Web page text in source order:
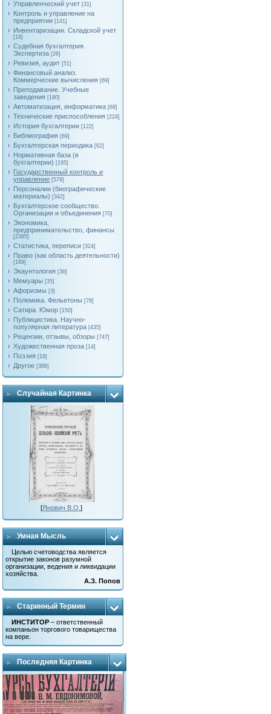
Управленческий учет [31]
Контроль и управление на
предприятии [141]
Инвентаризации. Складской учет
[18]
Судебная бухгалтерия.
Экспертиза [26]
Ревизия, аудит [51]
Финансовый анализ.
Коммерческие вычисления [69]
Преподавание. Учебные
заведения [180]
Автоматизация, информатика [68]
Технические приспособления [224]
История бухгалтерии [122]
Библиография [69]
Бухгалтерская периодика [62]
Нормативная база (в
бухгалтерии) [195]
Государственный контроль и
управление [579]
Персоналии (биографические
материалы) [342]
Бухгалтерское сообщество.
Организации и объединения [70]
Экономика,
предпринимательство, финансы
[2385]
Статистика, переписи [324]
Право (как область деятельности)
[169]
Экаунтология [36]
Мемуары [35]
Афоризмы [3]
Полемика. Фельетоны [78]
Сатира. Юмор [150]
Публицистика. Научно-
популярная литература [435]
Рецензии, отзывы, обзоры [747]
Художественная проза [14]
Поэзия [18]
Другое [388]
Случайная Картинка
[Янович В.О.]
Умная Мысль
Целью счетоводства является
открытие законов разумной
организации, ведения и ликвидации
хозяйства.
А.З. Попов
Старинный Термин
ИНСТИТОР – ответственный
компаньон торгового товарищества
на вере.
Последняя Картинка